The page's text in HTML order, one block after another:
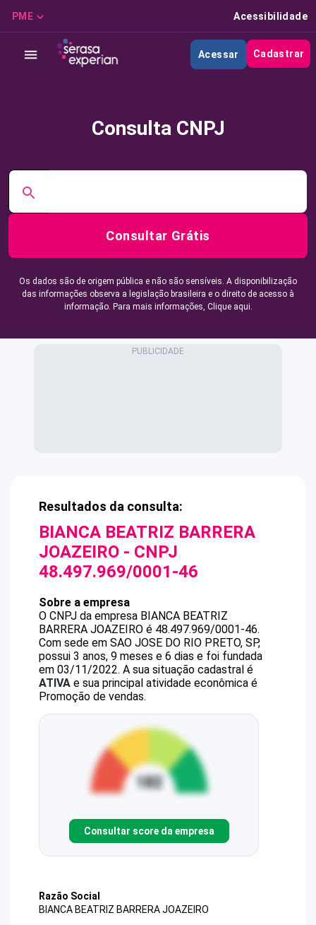
PME Acessibilidade
Acessar Cadastrar
Consulta CNPJ
Consultar Grátis
Os dados são de origem pública e não são sensíveis. A disponibilização
das informações observa a legislação brasileira e o direito de acesso à
informação. Para mais informações, Clique aqui.
Resultados da consulta:
BIANCA BEATRIZ BARRERA
JOAZEIRO - CNPJ
48.497.969/0001-46
Sobre a empresa
O CNPJ da empresa BIANCA BEATRIZ
BARRERA JOAZEIRO é 48.497.969/0001-46.
Com sede em SAO JOSE DO RIO PRETO, SP,
possui 3 anos, 9 meses e 6 dias e foi fundada
em 03/11/2022. A sua situação cadastral é
ATIVA e sua principal atividade econômica é
Promoção de vendas.
Consultar score da empresa
Razão Social
BIANCA BEATRIZ BARRERA JOAZEIRO